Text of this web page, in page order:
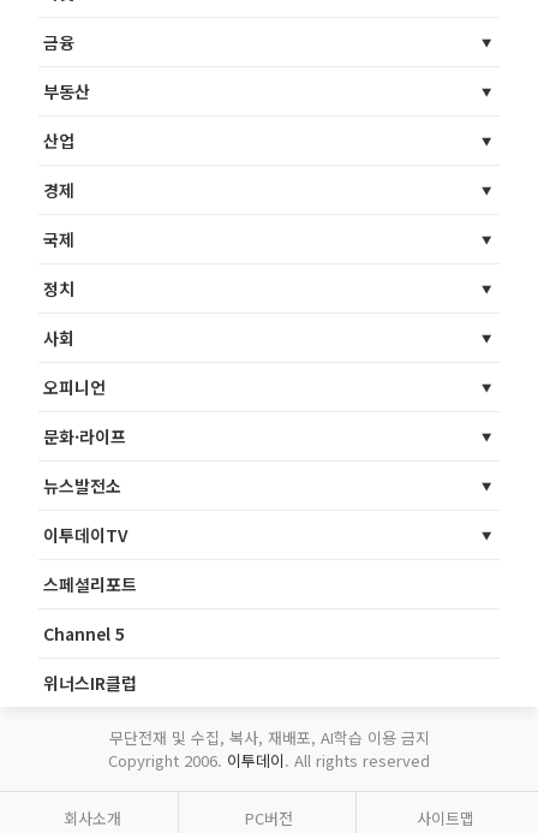
금융
부동산
산업
경제
국제
정치
사회
오피니언
문화·라이프
뉴스발전소
이투데이TV
스페셜리포트
Channel 5
위너스IR클럽
무단전재 및 수집, 복사, 재배포, AI학습 이용 금지
Copyright 2006. 이투데이. All rights reserved
회사소개 PC버전 사이트맵